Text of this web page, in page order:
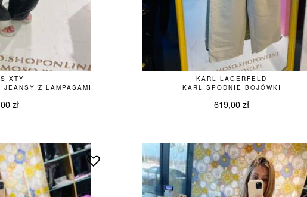
Z LAMPASAMI
zł
KARL LAGERFELD
KARL SPODNIE BOJÓWKI
619,00zł